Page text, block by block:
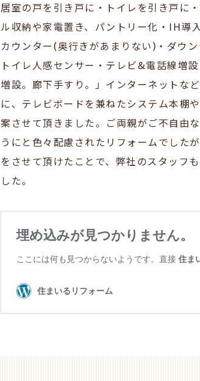
居室の戸を引き戸に・トイレを引き戸に・
ル収納や家電置き、パントリー化・ IH導
カウンター(奥行きがあまりない) ・ダウ
トイレ人感センサー・テレビ&電話線増
増設。廊下手すり。」インターネットな
に、テレビボードを兼ねたシステム本棚
案させて頂きました。ご両親がご不自由
うにと色々配慮されたリフォームでした
をさせて頂けたことで、弊社のスタッフ
した。